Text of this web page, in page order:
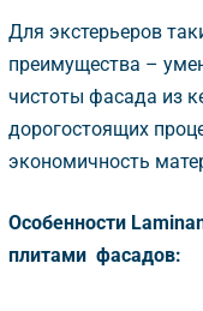
Для экстерьеров
преимущества –
чистоты фасада из
дорогостоящих
экономичность
Особенности
плитами фасадов: